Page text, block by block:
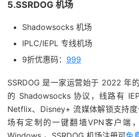
5.SSRDOG 机场
Shadowsocks 机场
IPLC/IEPL 专线机场
9折优惠码： 999
SSRDOG 是一家运营始于 2022 年
的 Shadowsocks 协议，线路有
Netflix、Disney+ 流媒体解锁支持度
场有定制的一键翻墙VPN客户端